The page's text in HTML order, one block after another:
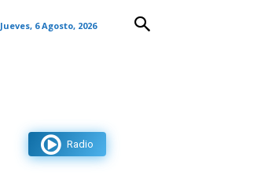
Jueves, 6 Agosto, 2026
Radio